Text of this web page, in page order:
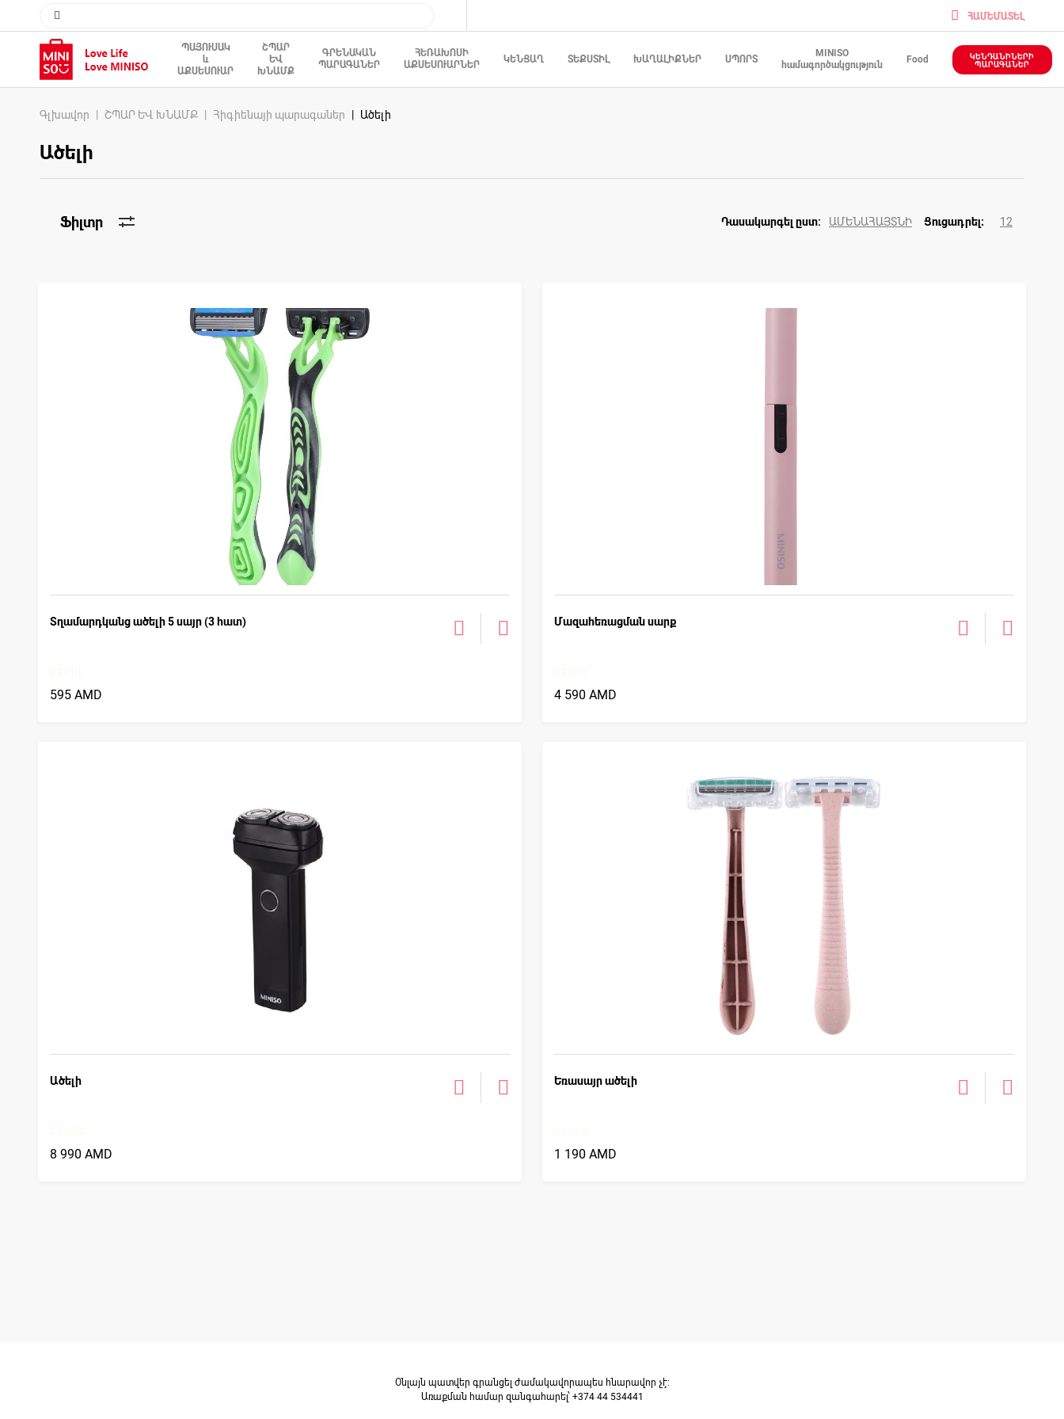
ՀԱՄԵՄԱՏԵԼ
ՊԱՅՈՒՍԱԿ
և
ԱՔՍԵՍՈՒԱՐ
ՇՊԱՐ
ԵՎ
ԽՆԱՄՔ
ԳՐԵՆԱԿԱՆ
ՊԱՐԱԳԱՆԵՐ
ՀԵՌԱԽՈՍԻ
ԱՔՍԵՍՈՒԱՐՆԵՐ
ԿԵՆՑԱՂ ՏԵՔՍՏԻԼ ԽԱՂԱԼԻՔՆԵՐ ՍՊՈՐՏ
MINISO
համագործակցություն
Food
ԿԵՆԴԱՆԻՆԵՐԻ
ՊԱՐԱԳԱՆԵՐ
Գլխավոր ՇՊԱՐ ԵՎ ԽՆԱՄՔ Հիգիենայի պարագաներ Ածելի
Ածելի
Ֆիլտր ԱՄԵՆԱՀԱՅՏՆԻ 12
Տղամարդկանց ածելի 5 սայր (3 հատ)
595 AMD
Մազահեռացման սարք
4 590 AMD
Ածելի
8 990 AMD
Եռասայր ածելի
1 190 AMD
Օնլայն պատվեր գրանցել ժամակավորապես հնարավոր չէ։
Առաքման համար զանգահարել՝ +374 44 534441